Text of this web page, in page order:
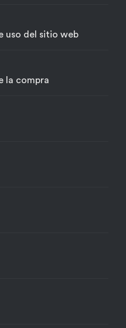
uso del sitio web
la compra